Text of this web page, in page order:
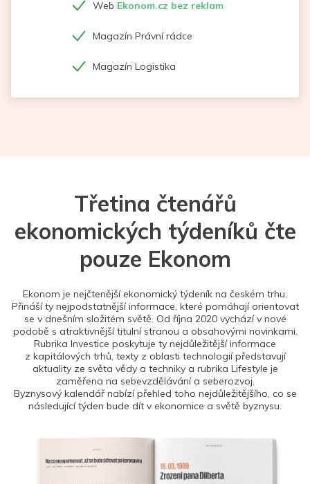
Web Ekonom.cz bez reklam
Magazín Právní rádce
Magazín Logistika
Třetina čtenářů
ekonomických týdeníků čte
pouze Ekonom
Ekonom je nejčtenější ekonomický týdeník na českém trhu.
Přináší ty nejpodstatnější informace, které pomáhají orientovat
se v dnešním složitém světě. Od října 2020 vychází v nové
podobě s atraktivnější titulní stranou a obsahovými novinkami.
Rubrika Investice poskytuje ty nejdůležitější informace
z kapitálových trhů, texty z oblasti technologií představují
aktuality ze světa vědy a techniky a rubrika Lifestyle je
zaměřena na sebevzdělávání a seberozvoj.
Byznysový kalendář nabízí přehled toho nejdůležitějšího, co se
následující týden bude dít v ekonomice a světě byznysu.